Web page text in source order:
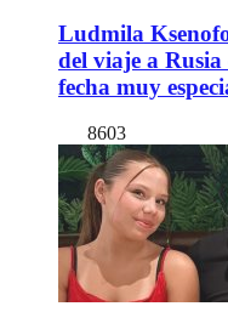
Ludmila
del viaje a
fecha muy
8603